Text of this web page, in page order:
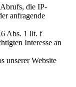
die IP-
anfragende
6 Abs. 1 lit. f
Interesse an
unserer Website